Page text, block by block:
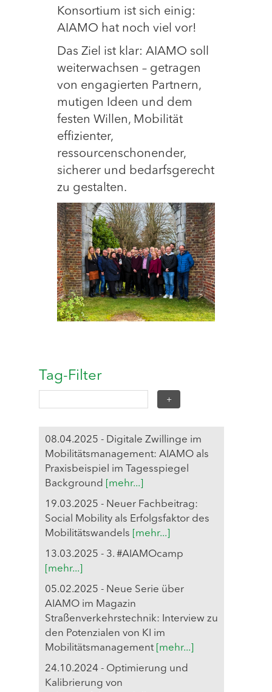
Konsortium ist sich einig:
AIAMO hat noch viel vor!
Das Ziel ist klar: AIAMO soll
weiterwachsen – getragen
von engagierten Partnern,
mutigen Ideen und dem
festen Willen, Mobilität
effizienter,
ressourcenschonender,
sicherer und bedarfsgerecht
zu gestalten.
Tag-Filter
08.04.2025 - Digitale Zwillinge im
Mobilitätsmanagement: AIAMO als
Praxisbeispiel im Tagesspiegel
Background
[mehr...]
19.03.2025 - Neuer Fachbeitrag:
Social Mobility als Erfolgsfaktor des
Mobilitätswandels
[mehr...]
13.03.2025 - 3. #AIAMOcamp
[mehr...]
05.02.2025 - Neue Serie über
AIAMO im Magazin
Straßenverkehrstechnik: Interview zu
den Potenzialen von KI im
Mobilitätsmanagement [mehr...]
24.10.2024 - Optimierung und
Kalibrierung von